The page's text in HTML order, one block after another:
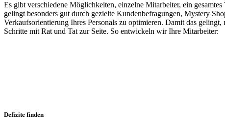
Es gibt verschiedene Möglichkeiten, einzelne Mitarbeiter, ein
gelingt besonders gut durch gezielte Kundenbefragungen, Mystery
Verkaufsorientierung Ihres Personals zu optimieren. Damit das
Schritte mit Rat und Tat zur Seite. So entwickeln wir Ihre Mitarbeiter:
Defizite finden